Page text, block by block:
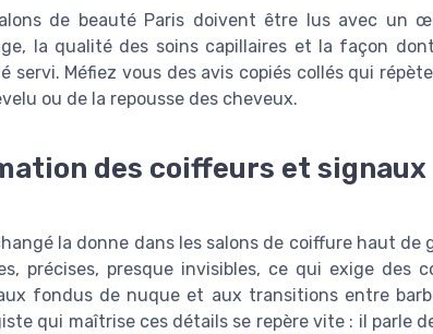
de beauté Paris doivent être lus avec un
la qualité des soins capillaires et la façon
servi. Méfiez vous des avis copiés collés qui
ou de la repousse des cheveux.
des coiffeurs et signaux
la donne dans les salons de coiffure haut de
précises, presque invisibles, ce qui exige des
fondus de nuque et aux transitions entre
qui maîtrise ces détails se repère vite : il parle